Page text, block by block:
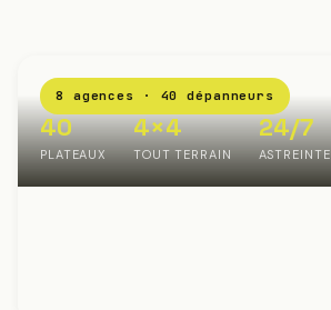
8 agences · 40 dépanneurs
40
PLATEAUX
4×4
TOUT TERRAIN
24/7
ASTREINTE